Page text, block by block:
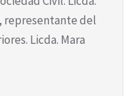
representante del
Licda. Mara